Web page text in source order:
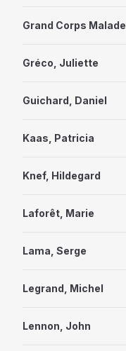
Grand Corps Malade
Gréco, Juliette
Guichard, Daniel
Kaas, Patricia
Knef, Hildegard
Laforêt, Marie
Lama, Serge
Legrand, Michel
Lennon, John